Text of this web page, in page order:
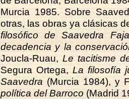
Murcia 1985. Sobre
otras, las obras ya clásicas
filosófico de Saavedra
decadencia y la
Joucla-Ruau, Le tacitisme
Segura Ortega,La filosofía
Saavedra (Murcia 1984), y
política del Barroco (Madrid